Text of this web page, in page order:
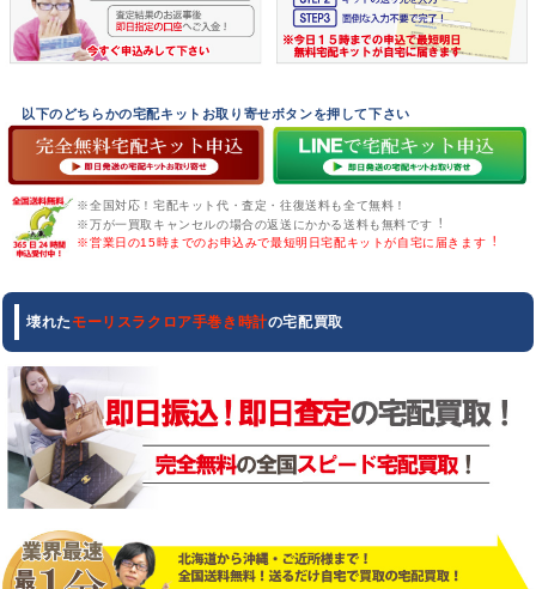
以下のどちらかの宅配キットお取り寄せボタンを押して下さい
※全国対応！宅配キット代・査定・往復送料も全て無料！
※万が一買取キャンセルの場合の返送にかかる送料も無料です︕
※営業日の15時までのお申込みで最短明日宅配キットが自宅に届きます︕
壊れた モーリスラクロア手巻き時計の宅配買取